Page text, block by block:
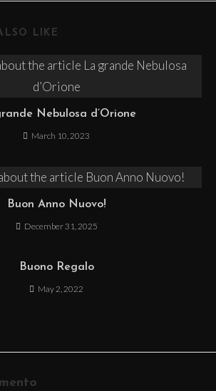
LIKE
Nebulosa d’Orione
March 10, 2023
Buon Anno Nuovo!
December 31, 2025
Buono Regalo
May 2, 2022